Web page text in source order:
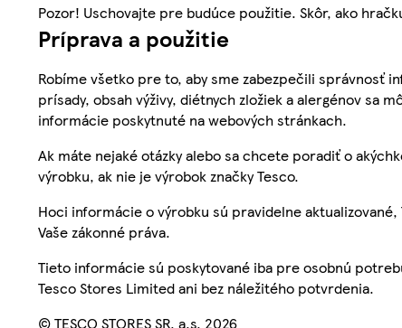
Pozor! Uschovajte pre budúce použitie. Skôr, ako
Príprava a použitie
Robíme všetko pre to, aby sme zabezpečili správnosť
prísady, obsah výživy, diétnych zložiek a alergénov sa
informácie poskytnuté na webových stránkach.
Ak máte nejaké otázky alebo sa chcete poradiť o
výrobku, ak nie je výrobok značky Tesco.
Hoci informácie o výrobku sú pravidelne
Vaše zákonné práva.
Tieto informácie sú poskytované iba pre osobnú
Tesco Stores Limited ani bez náležitého potvrdenia.
© TESCO STORES SR, a.s. 2026